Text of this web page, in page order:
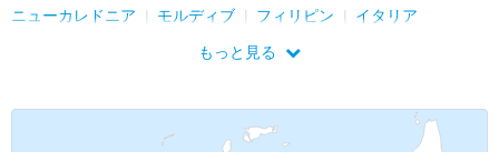
ニューカレドニア
モルディブ フィリピン イタリア
もっと見る